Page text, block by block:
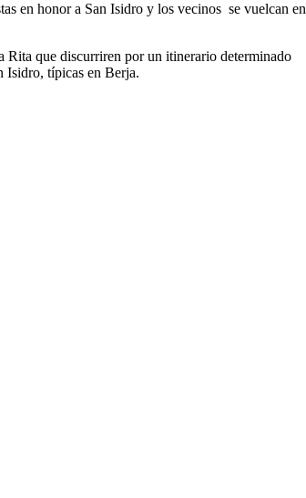
en honor a San Isidro y los vecinos se vuelcan en
Rita que discurriren por un itinerario determinado
Isidro, típicas en Berja.